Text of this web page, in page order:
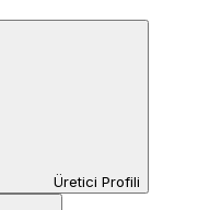
Üretici Profili